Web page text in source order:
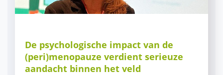
De psychologische impact van de
(peri)menopauze verdient serieuze
aandacht binnen het veld